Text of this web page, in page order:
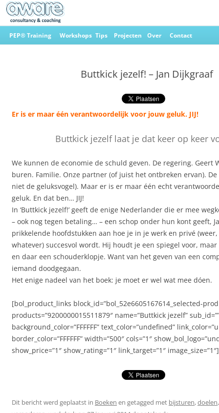
Ga
naar
PEP® Training Workshops Tips Projecten Over Contact
Buttkick jezelf! – Jan Dijkgraaf
Er is er maar één verantwoordelijk voor jouw geluk. JIJ!
Buttkick jezelf laat je dat keer op keer
We kunnen de economie de schuld geven. De regering. Geert
buren. Familie. Onze partner (of juist het ontbreken ervan).
niet de geluksvogel). Maar er is er maar één echt
geluk. En dat ben… JIJ!
In ‘Buttkick jezelf!’ geeft de enige Nederlander die er mee
– ook nog tegen betaling… – een schop onder hun kont geeft,
prikkelende hoofdstukken aan hoe je in je werk en privé
whatever) succesvol wordt. Hij houdt je een spiegel voor,
en daar een schouderklopje. Want van het geven van een
iemand doodgegaan.
Het enige nadeel van het boek: je moet er wel wat mee dóen.
[bol_product_links block_id=”bol_52e6605167614_selected-
products=”9200000015511879″ name=”Buttkick jezelf”
background_color=”FFFFFF” text_color=”undefined”
border_color=”FFFFFF” width=”500″ cols=”1″
show_price=”1″ show_rating=”1″ link_target=”1″ image_size=”1″]
Dit bericht werd geplaatst in Boeken en getagged met bijsturen,doelen